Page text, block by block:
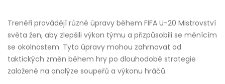
Trenéři provádějí různé úpravy během FIFA U-20 Mistrovství
světa žen, aby zlepšili výkon týmu a přizpůsobili se měnícím
se okolnostem. Tyto úpravy mohou zahrnovat od
taktických změn během hry po dlouhodobé strategie
založené na analýze soupeřů a výkonu hráčů.